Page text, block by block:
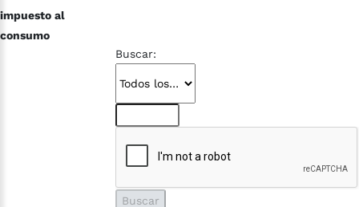
impuesto al
consumo
Buscar: